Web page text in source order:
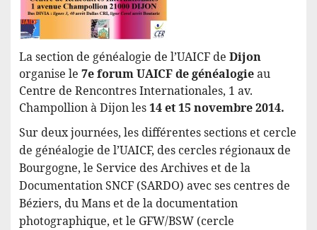
La section de généalogie de l’UAICF de Dijon
organise le 7e forum UAICF de généalogieau
Centre de Rencontres Internationales, 1 av.
Champollion à Dijon les14 et 15 novembre 2014.
Sur deux journées, les différentes sections et cercle
de généalogie de l’UAICF, des cercles régionaux de
Bourgogne, le Service des Archives et de la
Documentation SNCF (SARDO) avec ses centres de
Béziers, du Mans et de la documentation
photographique, et le GFW/BSW (cercle